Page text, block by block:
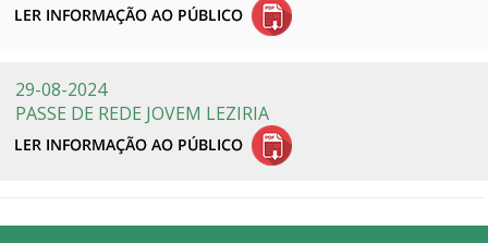
29-08-2024
PASSE DE REDE JOVEM LEZIRIA